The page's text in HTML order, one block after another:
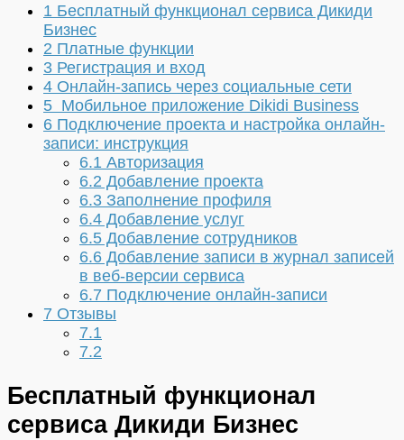
1 Бесплатный функционал сервиса Дикиди
Бизнес
2 Платные функции
3 Регистрация и вход
4 Онлайн-запись через социальные сети
5 Мобильное приложение Dikidi Business
6 Подключение проекта и настройка онлайн-
записи: инструкция
6.1 Авторизация
6.2 Добавление проекта
6.3 Заполнение профиля
6.4 Добавление услуг
6.5 Добавление сотрудников
6.6 Добавление записи в журнал записей
в веб-версии сервиса
6.7 Подключение онлайн-записи
7 Отзывы
7.1
7.2
Бесплатный функционал
сервиса Дикиди Бизнес